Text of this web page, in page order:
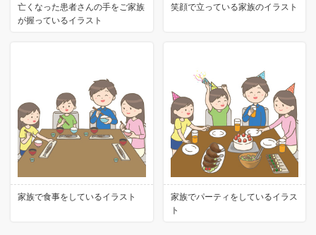
亡くなった患者さんの手をご家族
が握っているイラスト
笑顔で立っている家族のイラスト
家族で食事をしているイラスト
家族でパーティをしているイラス
ト